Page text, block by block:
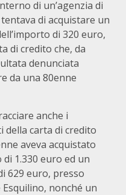
di un’agenzia di
di acquistare un
di 320 euro,
di credito che, da
denunciata
da una 80enne
anche i
carta di credito
aveva acquistato
1.330 euro ed un
629 euro, presso
nonché un